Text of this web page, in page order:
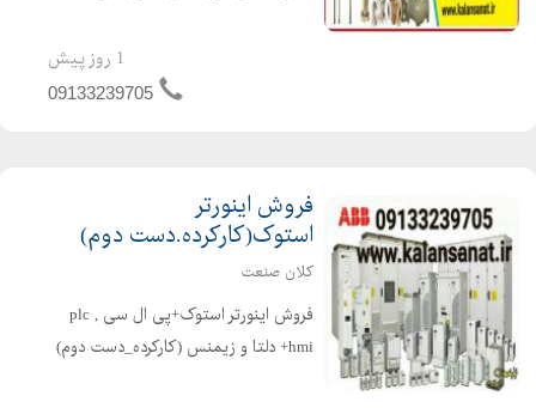
مغناطیسی،فلوسوئیچ،لول سوئیچ
مایعات،لول ترانسمیتر، شیرکنترلی(کنترل
1 روز پیش
09133239705
فروش اینورتر
استوک(کارکرده.دست دوم)
کلان صنعت
فروش اینورتر استوک+پی ال سی plc ,
hmi+ دلتا و زیمنس (کارکرده_دست دوم)